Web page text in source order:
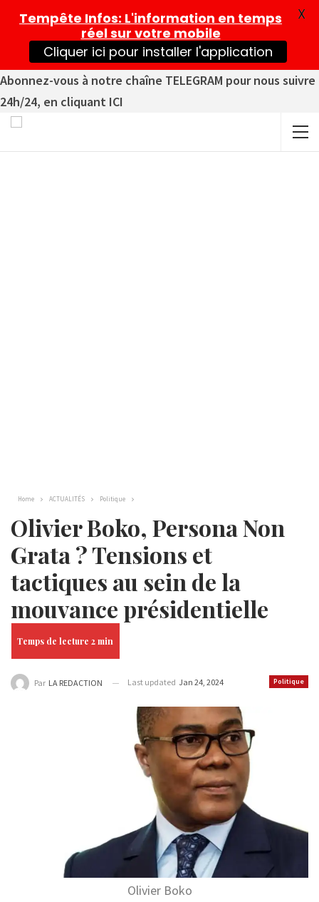
Abonnez-vous à notre chaîne TELEGRAM pour nous suivre
24h/24, en cliquant ICI
Home ACTUALITÉS Politique
Olivier Boko, Persona Non
Grata ? Tensions et
tactiques au sein de la
mouvance présidentielle
Politique
Par LA REDACTION Last updated Jan 24, 2024
Olivier Boko
Tempête Infos: L'information en temps
réel sur votre mobile
Cliquer ici pour installer l'application
X